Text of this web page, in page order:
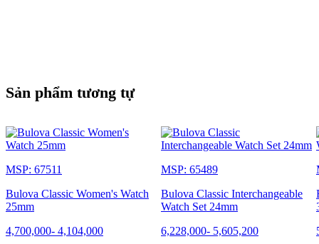
Sản phẩm tương tự
MSP: 67511
Bulova Classic Women's Watch
25mm
4,700,000- 4,104,000
MSP: 65489
Bulova Classic Interchangeable
Watch Set 24mm
6,228,000- 5,605,200